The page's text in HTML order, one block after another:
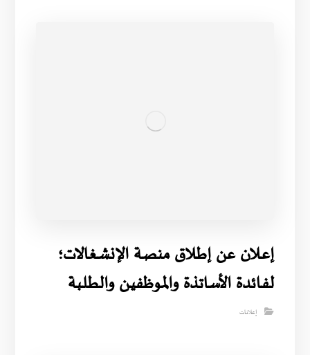
إعــلان عن إطــلاق منصـة الإنشـغالات؛
لفـائدة الأساتذة والمـوظفيـن والطـلـبة
إعلانات